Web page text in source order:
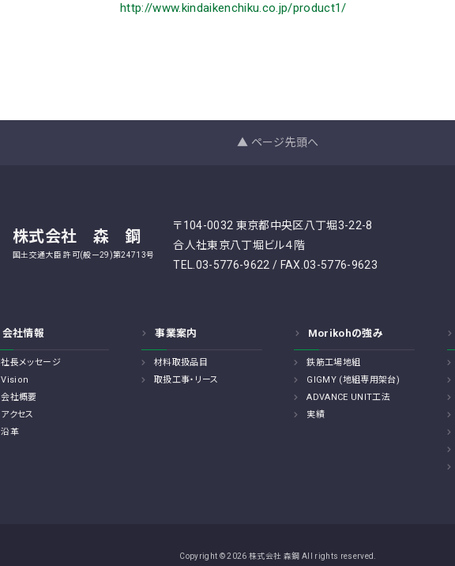
http://www.kindaikenchiku.co.jp/product1/
▲ ページ先頭へ
株式会社 森 鋼
国土交通大臣 許可(般ー29)第24713号
〒104-0032 東京都中央区八丁堀3-22-8
合人社東京八丁堀ビル４階
TEL.03-5776-9622 / FAX.03-5776-9623
会社情報
社長メッセージ
Vision
会社概要
アクセス
沿革
事業案内
材料取扱品目
取扱工事・リース
Morikohの強み
鉄筋工場地組
GIGMY (地組専用架台)
ADVANCE UNIT工法
実績
Copyright © 2026 株式会社 森鋼 All rights reserved.